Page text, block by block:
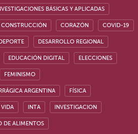
BÁSICAS Y APLICADAS
CONSTRUCCIÓN CORAZÓN COVID-19
DESARROLLO REGIONAL
EDUCACIÓN DIGITAL ELECCIONES
FEMINISMO
ARGENTINA FÍSICA
VIDA INTA INVESTIGACION
DE ALIMENTOS